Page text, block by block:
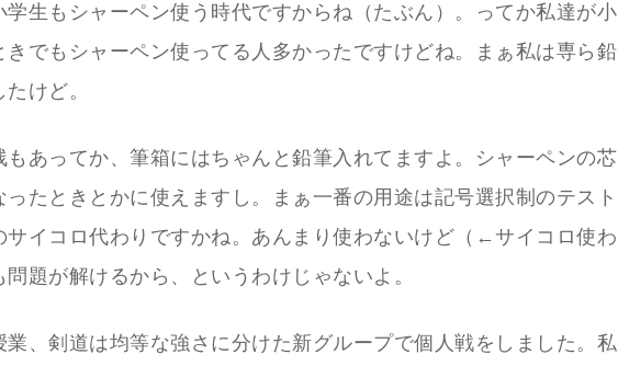
学生もシャーペン使う時代ですからね（たぶん）。ってか私達が小
きでもシャーペン使ってる人多かったですけどね。まぁ私は専ら鉛
けど。
もあってか、筆箱にはちゃんと鉛筆入れてますよ。シャーペンの芯
ったときとかに使えますし。まぁ一番の用途は記号選択制のテスト
サイコロ代わりですかね。あんまり使わないけど（←サイコロ使わ
問題が解けるから、というわけじゃないよ。
業、剣道は均等な強さに分けた新グループで個人戦をしました。私